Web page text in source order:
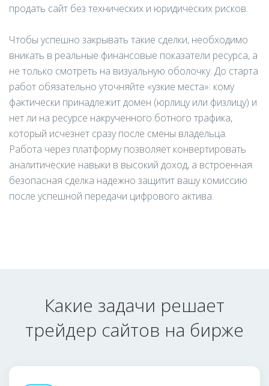
продать сайт без технических и юридических рисков.
Чтобы успешно закрывать такие сделки, необходимо
вникать в реальные финансовые показатели ресурса, а
не только смотреть на визуальную оболочку. До старта
работ обязательно уточняйте «узкие места»: кому
фактически принадлежит домен (юрлицу или физлицу) и
нет ли на ресурсе накрученного ботного трафика,
который исчезнет сразу после смены владельца.
Работа через платформу позволяет конвертировать
аналитические навыки в высокий доход, а встроенная
безопасная сделка надежно защитит вашу комиссию
после успешной передачи цифрового актива.
Какие задачи решает
трейдер сайтов на бирже